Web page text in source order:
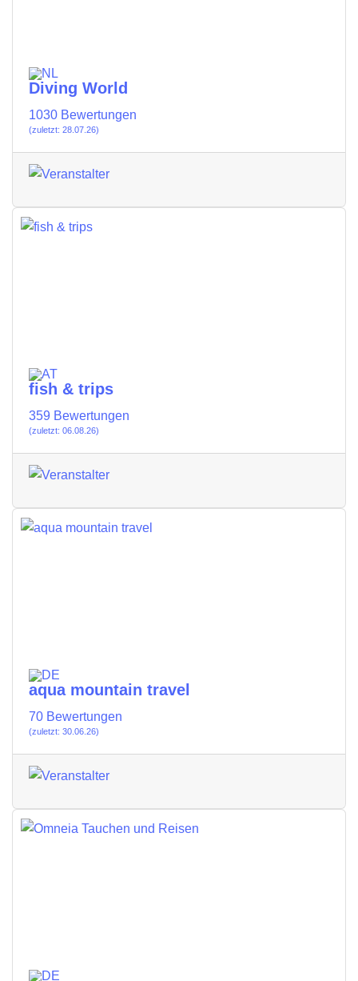
Diving World
1030 Bewertungen
(zuletzt: 28.07.26)
fish & trips
359 Bewertungen
(zuletzt: 06.08.26)
aqua mountain travel
70 Bewertungen
(zuletzt: 30.06.26)